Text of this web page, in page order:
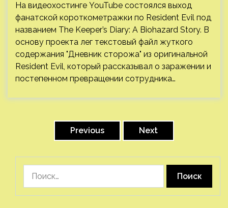
На видеохостинге YouTube состоялся выход
фанатской короткометражки по Resident Evil под
названием The Keeper’s Diary: A Biohazard Story. В
основу проекта лег текстовый файл жуткого
содержания "Дневник сторожа" из оригинальной
Resident Evil, который рассказывал о заражении и
постепенном превращении сотрудника…
Previous Next